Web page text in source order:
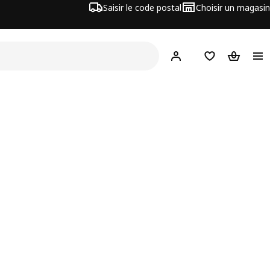
Saisir le code postal Choisir un magasin
Mon compteFavorisPanier